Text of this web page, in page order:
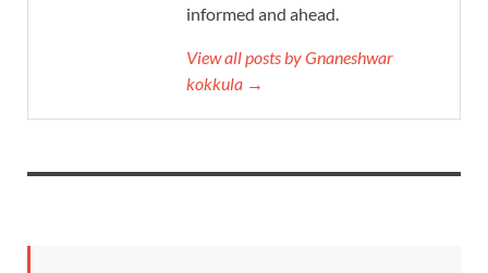
informed and ahead.
View all posts by Gnaneshwar
kokkula →